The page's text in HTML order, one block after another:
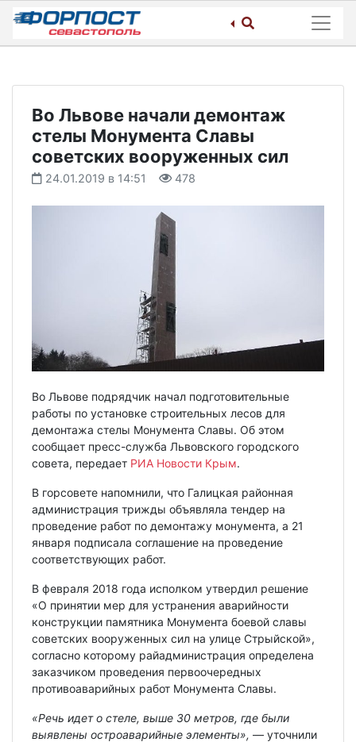
Skip
content
Во Львове начали демонтаж
стелы Монумента Славы
советских вооруженных сил
24.01.2019 в 14:51 478
Во Львове подрядчик начал подготовительные
работы по установке строительных лесов для
демонтажа стелы Монумента Славы. Об этом
сообщает пресс-служба Львовского городского
совета, передает РИА Новости Крым.
В горсовете напомнили, что Галицкая районная
администрация трижды объявляла тендер на
проведение работ по демонтажу монумента, а 21
января подписала соглашение на проведение
соответствующих работ.
В февраля 2018 года исполком утвердил решение
«О принятии мер для устранения аварийности
конструкции памятника Монумента боевой славы
советских вооруженных сил на улице Стрыйской»,
согласно которому райадминистрация определена
заказчиком проведения первоочередных
противоаварийных работ Монумента Славы.
«Речь идет о стеле, выше 30 метров, где были
выявлены остроаварийные элементы», — уточнили